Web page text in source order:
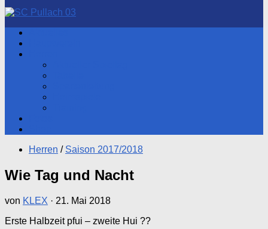
Herren / Saison 2017/2018
Wie Tag und Nacht
von KLEX · 21. Mai 2018
Erste Halbzeit pfui – zweite Hui ??